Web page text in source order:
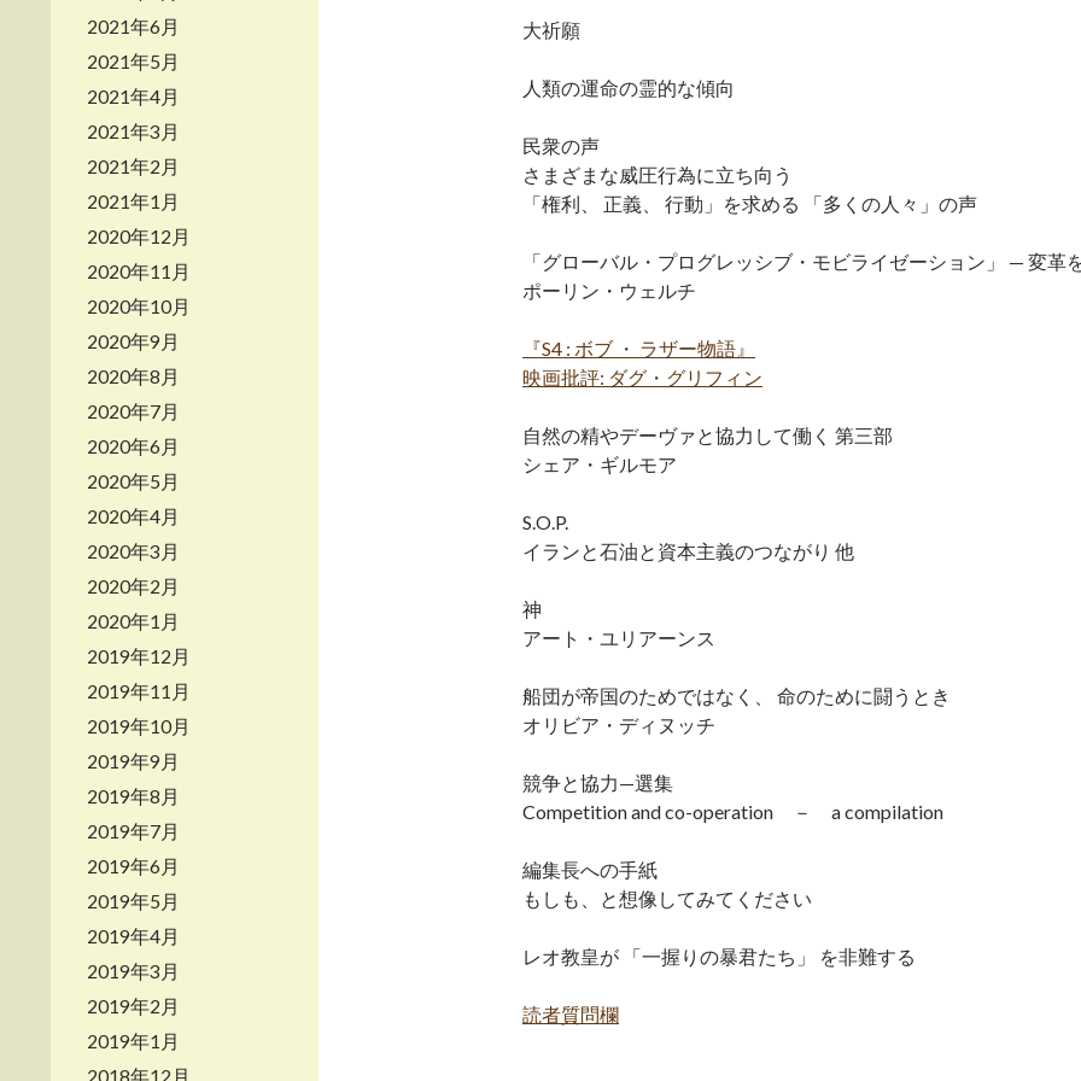
大祈願
人類の運命の霊的な傾向
民衆の声
さまざまな威圧行為に立ち向う
「権利、 正義、 行動」を求める 「多くの人々」の声
「グローバル・プログレッシブ・モビライゼーション」 — 変革
ポーリン・ウェルチ
『S4 : ボブ ・ ラザー物語』
映画批評: ダグ・グリフィン
自然の精やデーヴァと協力して働く 第三部
シェア・ギルモア
S.O.P.
イランと石油と資本主義のつながり 他
神
アート・ユリアーンス
船団が帝国のためではなく、 命のために闘うとき
オリビア・ディヌッチ
競争と協力—選集
Competition and co-operation － a compilation
編集長への手紙
もしも、と想像してみてください
レオ教皇が 「一握りの暴君たち」 を非難する
読者質問欄
2021年6月
2021年5月
2021年4月
2021年3月
2021年2月
2021年1月
2020年12月
2020年11月
2020年10月
2020年9月
2020年8月
2020年7月
2020年6月
2020年5月
2020年4月
2020年3月
2020年2月
2020年1月
2019年12月
2019年11月
2019年10月
2019年9月
2019年8月
2019年7月
2019年6月
2019年5月
2019年4月
2019年3月
2019年2月
2019年1月
2018年12月